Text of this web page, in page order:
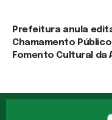
Prefeitura anula
Chamamento Público
Fomento Cultural da